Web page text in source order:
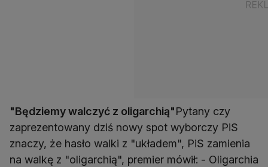
"Będziemy walczyć z oligarchią"Pytany czy
zaprezentowany dziś nowy spot wyborczy PiS
znaczy, że hasło walki z "układem", PiS zamienia
na walkę z "oligarchią", premier mówił: - Oligarchia